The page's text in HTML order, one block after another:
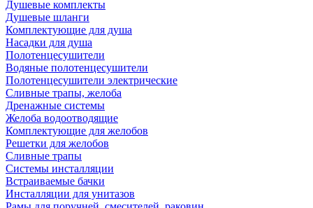
Душевые комплекты
Душевые шланги
Комплектующие для душа
Насадки для душа
Полотенцесушители
Водяные полотенцесушители
Полотенцесушители электрические
Сливные трапы, желоба
Дренажные системы
Желоба водоотводящие
Комплектующие для желобов
Решетки для желобов
Сливные трапы
Системы инсталляции
Встраиваемые бачки
Инсталляции для унитазов